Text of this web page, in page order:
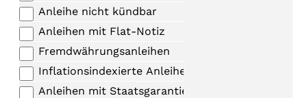
Anleihe nicht kündbar
Anleihen mit Flat-Notiz
Fremdwährungsanleihen
Inflationsindexierte Anleihen
Anleihen mit Staatsgarantie